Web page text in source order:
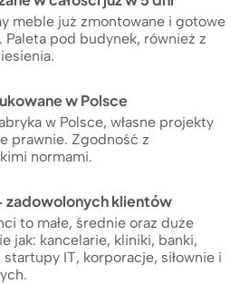
meble już zmontowane i gotowe
Paleta pod budynek, również z
w Polsce
w Polsce, własne projekty
prawnie. Zgodność z
normami.
zadowolonych klientów
to małe, średnie oraz duże
jak: kancelarie, kliniki, banki,
startupy IT, korporacje, siłownie i